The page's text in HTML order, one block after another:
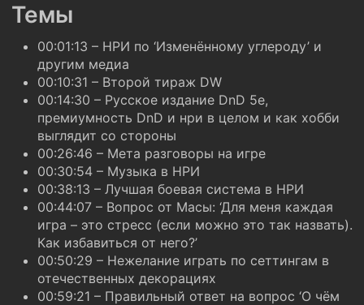
Темы
00:01:13 – НРИ по ‘Изменённому углероду’ и
другим медиа
00:10:31 – Второй тираж DW
00:14:30 – Русское издание DnD 5e,
премиумность DnD и нри в целом и как хобби
выглядит со стороны
00:26:46 – Мета разговоры на игре
00:30:54 – Музыка в НРИ
00:38:13 – Лучшая боевая система в НРИ
00:44:07 – Вопрос от Масы: ‘Для меня каждая
игра – это стресс (если можно это так назвать).
Как избавиться от него?’
00:50:29 – Нежелание играть по сеттингам в
отечественных декорациях
00:59:21 – Правильный ответ на вопрос ‘О чём